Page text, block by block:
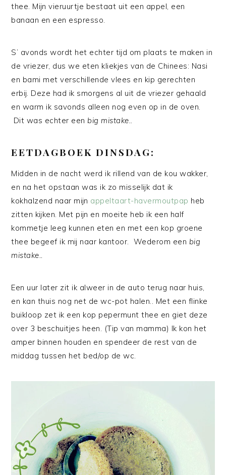
thee. Mijn vieruurtje bestaat uit een appel, een
banaan en een espresso.
S’ avonds wordt het echter tijd om plaats te maken in
de vriezer, dus we eten kliekjes van de Chinees: Nasi
en bami met verschillende vlees en kip gerechten
erbij. Deze had ik smorgens al uit de vriezer gehaald
en warm ik savonds alleen nog even op in de oven.
Dit was echter een big mistake.
EETDAGBOEK DINSDAG:
Midden in de nacht werd ik rillend van de kou wakker,
en na het opstaan was ik zo misselijk dat ik
kokhalzend naar mijn appeltaart-havermoutpap heb
zitten kijken. Met pijn en moeite heb ik een half
kommetje leeg kunnen eten en met een kop groene
thee begeef ik mij naar kantoor. Wederom een big
mistake..
Een uur later zit ik alweer in de auto terug naar huis,
en kan thuis nog net de wc-pot halen.. Met een flinke
buikloop zet ik een kop pepermunt thee en giet deze
over 3 beschuitjes heen. (Tip van mamma) Ik kon het
amper binnen houden en spendeer de rest van de
middag tussen het bed/op de wc.